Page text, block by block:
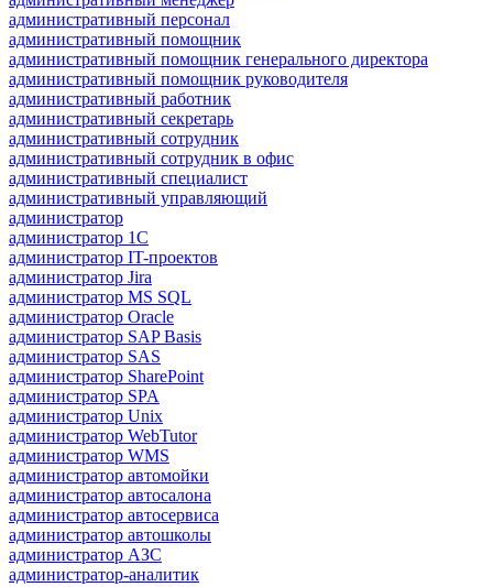
административный персонал
административный помощник
административный помощник генерального директора
административный помощник руководителя
административный работник
административный секретарь
административный сотрудник
административный сотрудник в офис
административный специалист
административный управляющий
администратор
администратор 1С
администратор IT-проектов
администратор Jira
администратор MS SQL
администратор Oracle
администратор SAP Basis
администратор SAS
администратор SharePoint
администратор SPA
администратор Unix
администратор WebTutor
администратор WMS
администратор автомойки
администратор автосалона
администратор автосервиса
администратор автошколы
администратор АЗС
администратор-аналитик